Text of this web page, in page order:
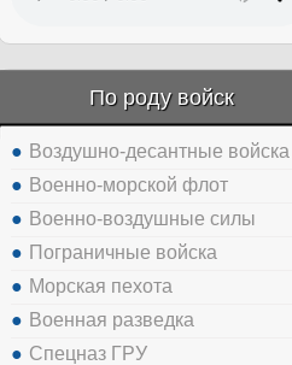
По роду войск
Воздушно-десантные войска
Военно-морской флот
Военно-воздушные силы
Пограничные войска
Морская пехота
Военная разведка
Спецназ ГРУ